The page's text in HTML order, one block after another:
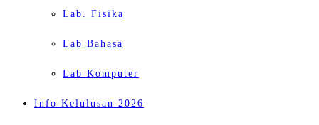
Lab. Fisika
Lab Bahasa
Lab Komputer
Info Kelulusan 2026